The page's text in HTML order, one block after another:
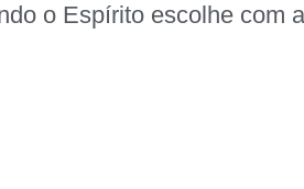
o Espírito escolhe